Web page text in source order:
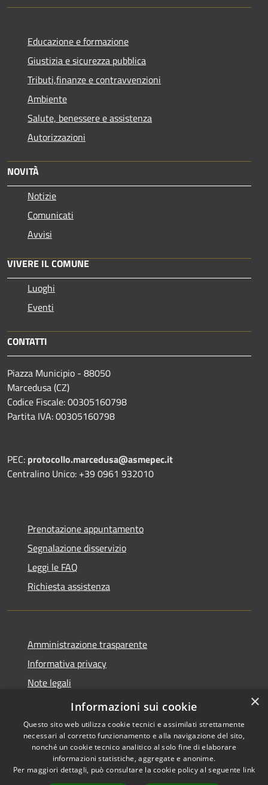
Educazione e formazione
Giustizia e sicurezza pubblica
Tributi,finanze e contravvenzioni
Ambiente
Salute, benessere e assistenza
Autorizzazioni
NOVITÀ
Notizie
Comunicati
Avvisi
VIVERE IL COMUNE
Luoghi
Eventi
CONTATTI
Piazza Municipio - 88050
Marcedusa (CZ)
Codice Fiscale: 00305160798
Partita IVA: 00305160798
PEC: protocollo.marcedusa@asmepec.it
Centralino Unico: +39 0961 932010
Prenotazione appuntamento
Segnalazione disservizio
Leggi le FAQ
Richiesta assistenza
Amministrazione trasparente
Informativa privacy
Note legali
Dichiarazione di accessibilità
Accessibilità
Copyright © 2026 • Comune di
Marcedusa • Powered by
×
Informazioni sui cookie
Questo sito web utilizza cookie tecnici e assimilati strettamente
necessari al corretto funzionamento e alla navigazione del sito,
nonché un cookie tecnico analitico al solo fine di elaborare
informazioni statistiche, aggregate e anonime.
Per maggiori dettagli, può consultare la cookie policy al seguente link